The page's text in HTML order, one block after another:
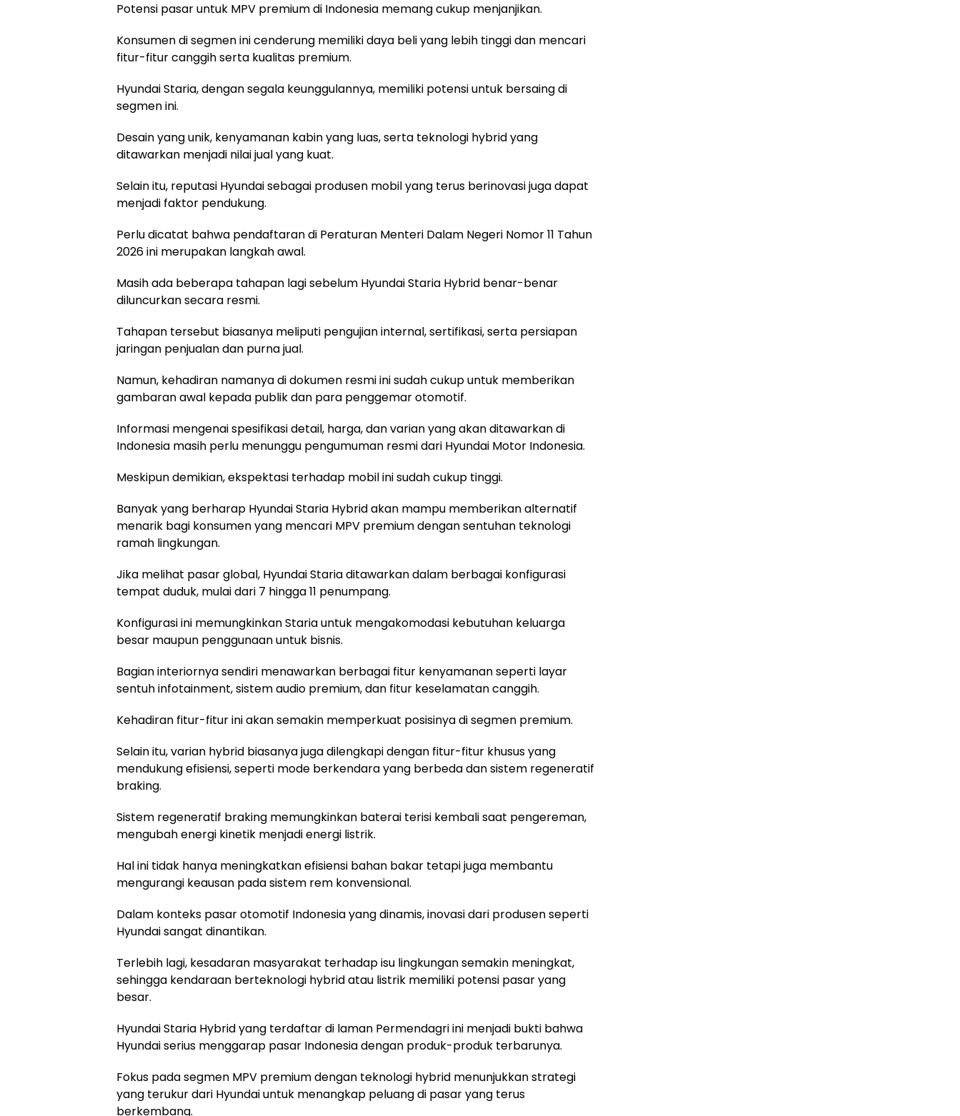
Potensi pasar untuk MPV premium di Indonesia memang cukup menjanjikan.
Konsumen di segmen ini cenderung memiliki daya beli yang lebih tinggi dan mencari
fitur-fitur canggih serta kualitas premium.
Hyundai Staria, dengan segala keunggulannya, memiliki potensi untuk bersaing di
segmen ini.
Desain yang unik, kenyamanan kabin yang luas, serta teknologi hybrid yang
ditawarkan menjadi nilai jual yang kuat.
Selain itu, reputasi Hyundai sebagai produsen mobil yang terus berinovasi juga dapat
menjadi faktor pendukung.
Perlu dicatat bahwa pendaftaran di Peraturan Menteri Dalam Negeri Nomor 11 Tahun
2026 ini merupakan langkah awal.
Masih ada beberapa tahapan lagi sebelum Hyundai Staria Hybrid benar-benar
diluncurkan secara resmi.
Tahapan tersebut biasanya meliputi pengujian internal, sertifikasi, serta persiapan
jaringan penjualan dan purna jual.
Namun, kehadiran namanya di dokumen resmi ini sudah cukup untuk memberikan
gambaran awal kepada publik dan para penggemar otomotif.
Informasi mengenai spesifikasi detail, harga, dan varian yang akan ditawarkan di
Indonesia masih perlu menunggu pengumuman resmi dari Hyundai Motor Indonesia.
Meskipun demikian, ekspektasi terhadap mobil ini sudah cukup tinggi.
Banyak yang berharap Hyundai Staria Hybrid akan mampu memberikan alternatif
menarik bagi konsumen yang mencari MPV premium dengan sentuhan teknologi
ramah lingkungan.
Jika melihat pasar global, Hyundai Staria ditawarkan dalam berbagai konfigurasi
tempat duduk, mulai dari 7 hingga 11 penumpang.
Konfigurasi ini memungkinkan Staria untuk mengakomodasi kebutuhan keluarga
besar maupun penggunaan untuk bisnis.
Bagian interiornya sendiri menawarkan berbagai fitur kenyamanan seperti layar
sentuh infotainment, sistem audio premium, dan fitur keselamatan canggih.
Kehadiran fitur-fitur ini akan semakin memperkuat posisinya di segmen premium.
Selain itu, varian hybrid biasanya juga dilengkapi dengan fitur-fitur khusus yang
mendukung efisiensi, seperti mode berkendara yang berbeda dan sistem regeneratif
braking.
Sistem regeneratif braking memungkinkan baterai terisi kembali saat pengereman,
mengubah energi kinetik menjadi energi listrik.
Hal ini tidak hanya meningkatkan efisiensi bahan bakar tetapi juga membantu
mengurangi keausan pada sistem rem konvensional.
Dalam konteks pasar otomotif Indonesia yang dinamis, inovasi dari produsen seperti
Hyundai sangat dinantikan.
Terlebih lagi, kesadaran masyarakat terhadap isu lingkungan semakin meningkat,
sehingga kendaraan berteknologi hybrid atau listrik memiliki potensi pasar yang
besar.
Hyundai Staria Hybrid yang terdaftar di laman Permendagri ini menjadi bukti bahwa
Hyundai serius menggarap pasar Indonesia dengan produk-produk terbarunya.
Fokus pada segmen MPV premium dengan teknologi hybrid menunjukkan strategi
yang terukur dari Hyundai untuk menangkap peluang di pasar yang terus
berkembang.